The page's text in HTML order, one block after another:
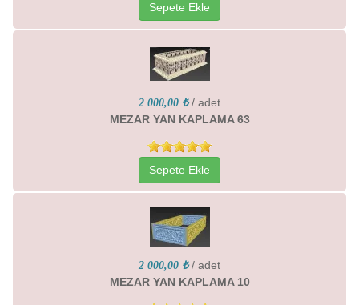
Sepete Ekle
2 000,00 ₺ / adet
MEZAR YAN KAPLAMA 63
Sepete Ekle
2 000,00 ₺ / adet
MEZAR YAN KAPLAMA 10